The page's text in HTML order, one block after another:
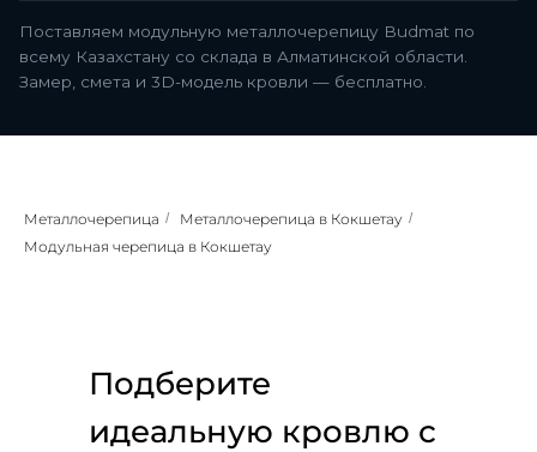
Поставляем модульную металлочерепицу Budmat по
всему Казахстану со склада в Алматинской области.
Замер, смета и 3D-модель кровли — бесплатно.
Металлочерепица / Металлочерепица в Кокшетау /
Модульная черепица в Кокшетау
Подберите
идеальную кровлю с